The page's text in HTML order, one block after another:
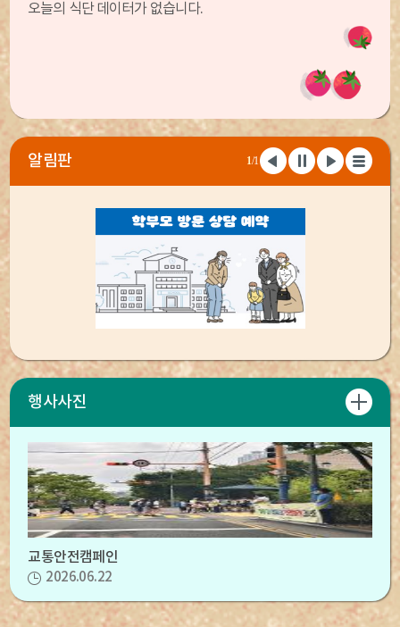
오늘의 식단 데이터가 없습니다.
알림판 1/1
행사사진
교통안전캠페인
2026.06.22